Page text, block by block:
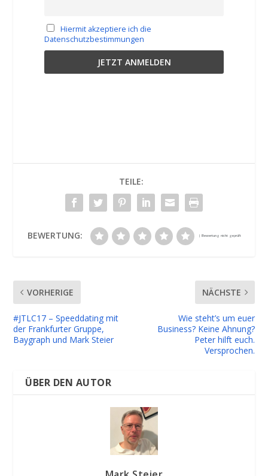
Hiermit akzeptiere ich die
Datenschutzbestimmungen
TEILE:
BEWERTUNG:
VORHERIGE
#JTLC17 – Speeddating mit
der Frankfurter Gruppe,
Baygraph und Mark Steier
NÄCHSTE
Wie steht’s um euer
Business? Keine Ahnung?
Peter hilft euch.
Versprochen.
ÜBER DEN AUTOR